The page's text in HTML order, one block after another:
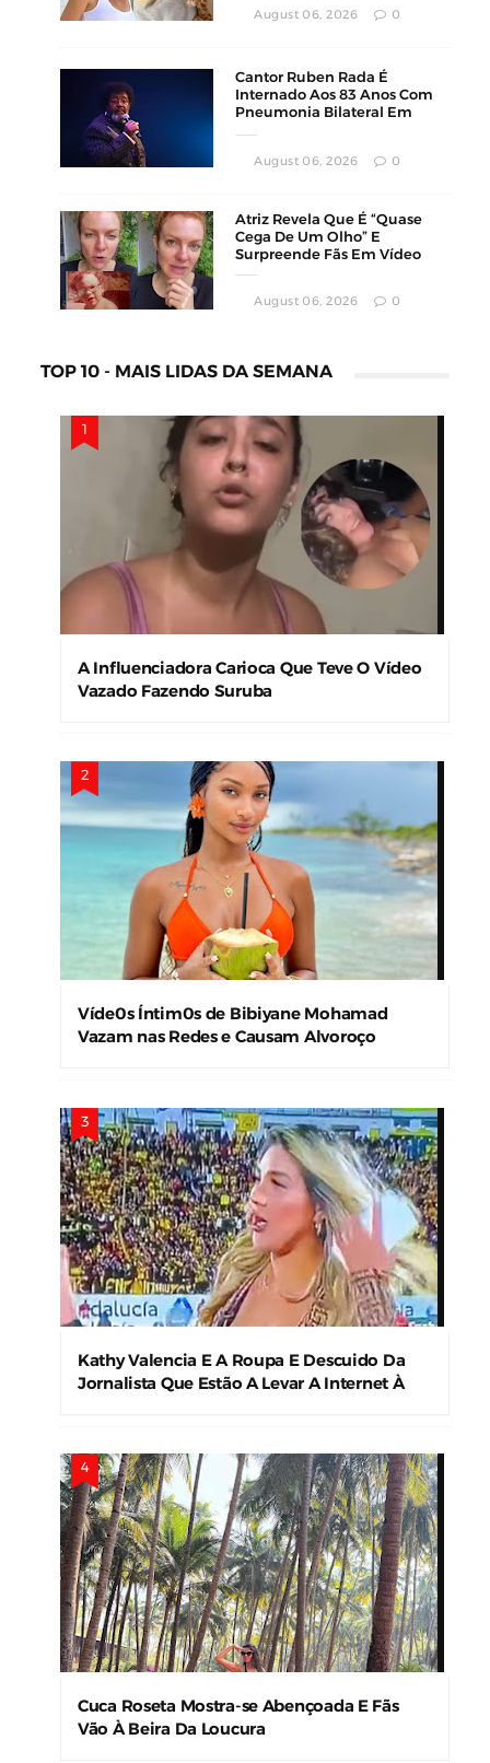
August 06, 2026 0
Cantor Ruben Rada É
Internado Aos 83 Anos Com
Pneumonia Bilateral Em
August 06, 2026 0
Atriz Revela Que É “Quase
Cega De Um Olho” E
Surpreende Fãs Em Vídeo
August 06, 2026 0
TOP 10 - MAIS LIDAS DA SEMANA
A Influenciadora Carioca Que Teve O Vídeo
Vazado Fazendo Suruba
Víde0s Íntim0s de Bibiyane Mohamad
Vazam nas Redes e Causam Alvoroço
Kathy Valencia E A Roupa E Descuido Da
Jornalista Que Estão A Levar A Internet À
Cuca Roseta Mostra-se Abençoada E Fãs
Vão À Beira Da Loucura